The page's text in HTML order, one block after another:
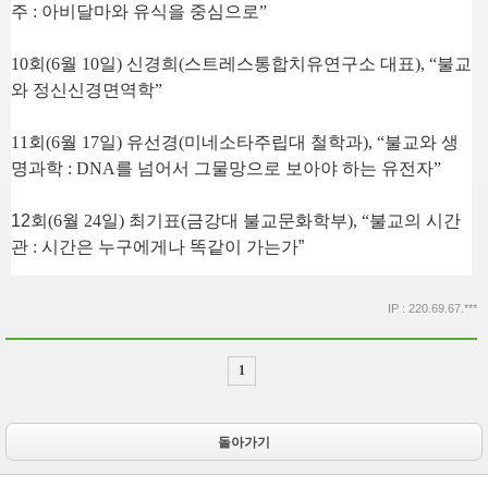
주 : 아비달마와 유식을 중심으로”
10회 (6월 10일) 신경희 (스트레스통합치유연구소 대표), “불교
와 정신신경면역학”
11 회 (6월 17일) 유선경(미네소타주립대 철학과), “불교와 생
명과학 : DNA를 넘어서 그물망으로 보아야 하는 유전자”
12회 (6월 24일) 최기표(금강대 불교문화학부), “불교의 시간
관 : 시간은 누구에게나 똑같이 가는가”
IP : 220.69.67.***
1
돌아가기